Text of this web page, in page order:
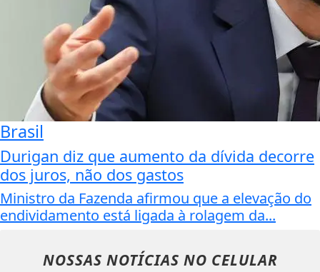
Brasil
Durigan diz que aumento da dívida decorre
dos juros, não dos gastos
Ministro da Fazenda afirmou que a elevação do
endividamento está ligada à rolagem da...
NOSSAS NOTÍCIAS NO CELULAR